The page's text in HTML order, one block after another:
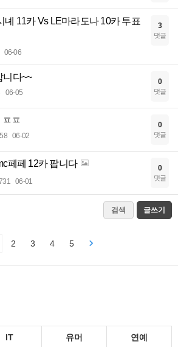
녜 11카 Vs LE마라도나 10카 투표
06-06
3
댓글
니다~~
06-05
0
댓글
ㅍㅍ
06-02
0
댓글
페페 12카 팝니다
06-01
0
댓글
검색 글쓰기
2 3 4 5
IT 유머 연예